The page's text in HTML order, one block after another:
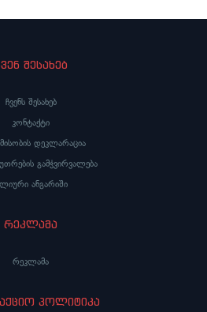
შესახებ
ჩვენს შესახებ
კონტაქტი
დეკლარაცია
გამჭვირვალება
ანგარიში
რეკლამა
რეკლამა
პოლიტიკა